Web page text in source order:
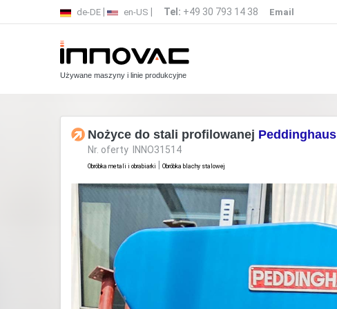
de-DE en-US Tel: +49 30 793 14 38 Email
Używane maszyny i linie produkcyjne
Nożyce do stali profilowanej Peddinghaus
Nr. oferty INNO31514
Obróbka metali i obrabiarki Obróbka blachy stalowej